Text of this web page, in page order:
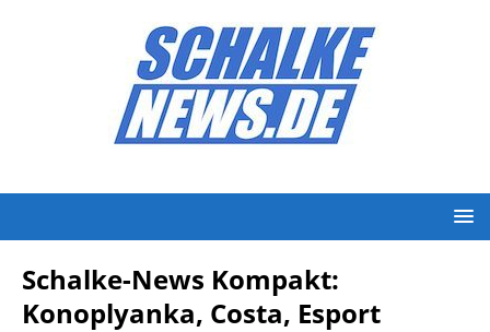
Schalke-News Kompakt:
Konoplyanka, Costa, Esport